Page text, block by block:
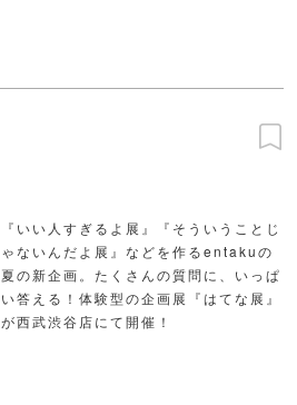
『いい人すぎるよ展』『そういうことじ
ゃないんだよ展』などを作るentakuの
夏の新企画。たくさんの質問に、いっぱ
い答える！体験型の企画展『はてな展』
が西武渋谷店にて開催！